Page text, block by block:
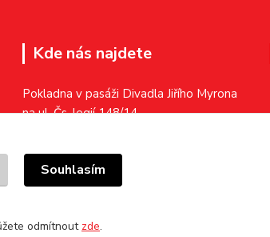
Kde nás najdete
Pokladna v pasáži Divadla Jiřího Myrona
na ul. Čs. legií 148/14
Souhlasím
odmítnout zde.